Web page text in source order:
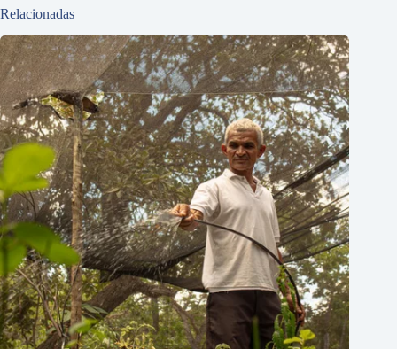
Relacionadas